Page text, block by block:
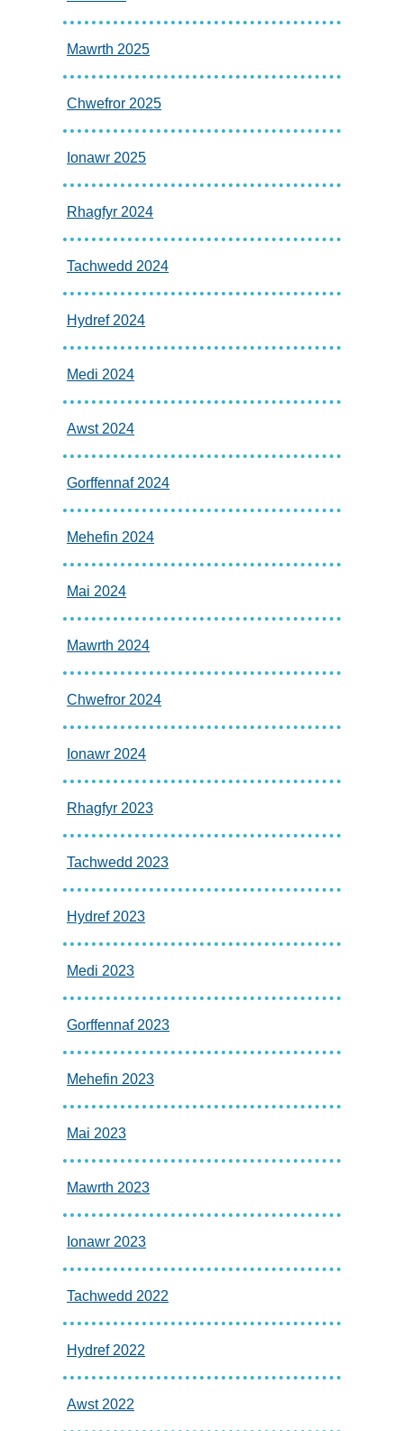
Mawrth 2025
Chwefror 2025
Ionawr 2025
Rhagfyr 2024
Tachwedd 2024
Hydref 2024
Medi 2024
Awst 2024
Gorffennaf 2024
Mehefin 2024
Mai 2024
Mawrth 2024
Chwefror 2024
Ionawr 2024
Rhagfyr 2023
Tachwedd 2023
Hydref 2023
Medi 2023
Gorffennaf 2023
Mehefin 2023
Mai 2023
Mawrth 2023
Ionawr 2023
Tachwedd 2022
Hydref 2022
Awst 2022